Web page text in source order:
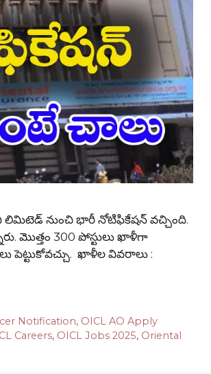
లిమిటెడ్ నుంచి భారీ నోటిఫికేషన్ వచ్చింది.
మొత్తం 300 పోస్టులు ఖాళీగా
పెట్టుకోవచ్చు. ఖాళీల వివరాలు :
Notification, OICL AO Apply
Careers, OICL Jobs 2025, Oriental